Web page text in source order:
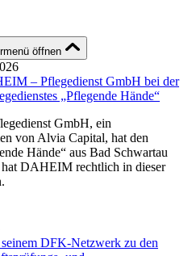
öffnen
– Pflegedienst GmbH bei der
„Pflegende Hände“
GmbH, ein
von Alvia Capital, hat den
Hände“ aus Bad Schwartau
DAHEIM rechtlich in dieser
DFK-Netzwerk zu den